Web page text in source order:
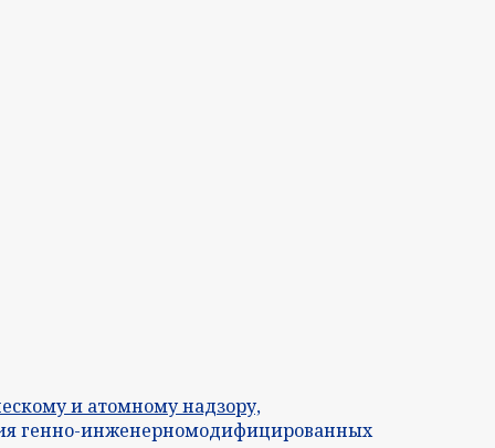
и атомному надзору,
генно-инженерномодифицированных